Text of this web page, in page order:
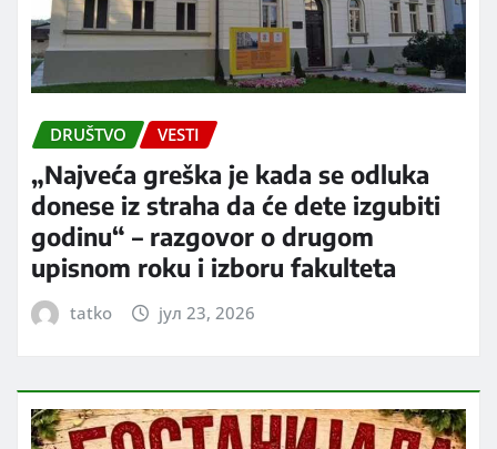
DRUŠTVO VESTI
„Najveća greška je kada se odluka
donese iz straha da će dete izgubiti
godinu“ – razgovor o drugom
upisnom roku i izboru fakulteta
tatko јул 23, 2026